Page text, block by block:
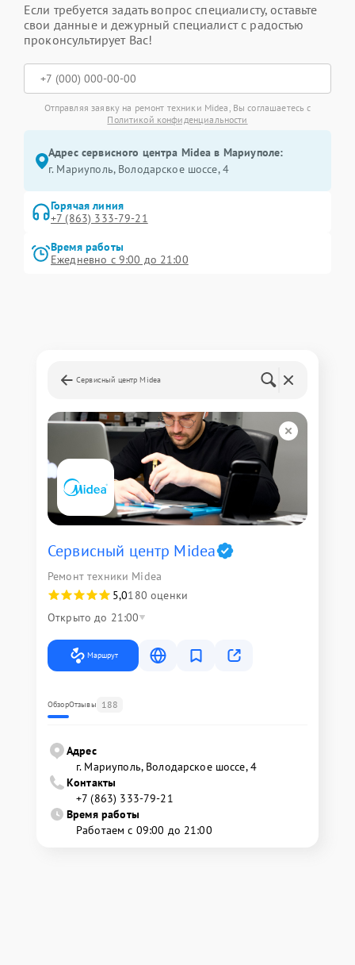
Если требуется задать вопрос специалисту, оставьте
свои данные и дежурный специалист с радостью
проконсультирует Вас!
Отправляя заявку на ремонт техники Midea, Вы соглашаетесь с
Политикой конфиденциальности
Адрес сервисного центра Midea в Мариуполе:
г. Мариуполь, Володарское шоссе, 4
Горячая линия
+7 (863) 333-79-21
Время работы
Ежедневно с 9:00 до 21:00
Сервисный центр Midea
Сервисный центр Midea
Ремонт техники Midea
5,0180 оценки
Открыто до 21:00
Маршрут
ОбзорОтзывы 188
Адрес
г. Мариуполь, Володарское шоссе, 4
Контакты
+7 (863) 333-79-21
Время работы
Работаем с 09:00 до 21:00